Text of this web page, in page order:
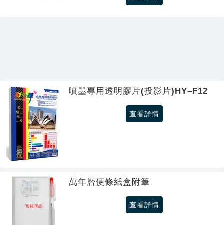
噴墨專用透明膠片(投影片)HY–F12
查看詳情
萬年曆便條紙盒附筆
查看詳情